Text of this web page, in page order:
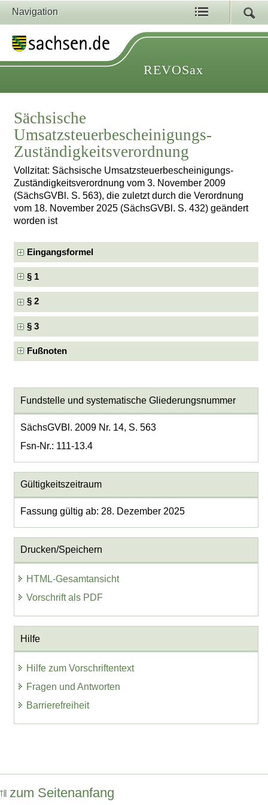
Navigation
REVOSax
Sächsische
Umsatzsteuerbescheinigungs-
Zuständigkeitsverordnung
Vollzitat: Sächsische Umsatzsteuerbescheinigungs-
Zuständigkeitsverordnung vom 3. November 2009
(SächsGVBl. S. 563), die zuletzt durch die Verordnung
vom 18. November 2025 (SächsGVBl. S. 432) geändert
worden ist
Eingangsformel
§ 1
§ 2
§ 3
Fußnoten
Fundstelle und systematische Gliederungsnummer
SächsGVBl. 2009 Nr. 14, S. 563
Fsn-Nr.: 111-13.4
Gültigkeitszeitraum
Fassung gültig ab: 28. Dezember 2025
Drucken/Speichern
HTML-Gesamtansicht
Vorschrift als PDF
Hilfe
Hilfe zum Vorschriftentext
Fragen und Antworten
Barrierefreiheit
zum Seitenanfang